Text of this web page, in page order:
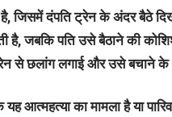
जिसमें दंपति ट्रेन के अंदर बैठे
है, जबकि पति उसे बैठाने की
से छलांग लगाई और उसे बचाने के
आत्महत्या का मामला है या